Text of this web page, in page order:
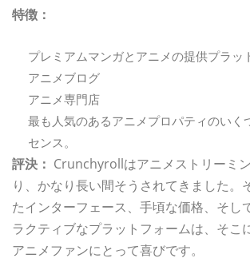
特徴：
プレミアムマンガとアニメの提供プラッ
アニメブログ
アニメ専門店
最も人気のあるアニメプロパティのいく
センス。
評決： Crunchyrollはアニメストリーミ
り、かなり長い間そうされてきました。
たインターフェース、手頃な価格、そし
ラクティブなプラットフォームは、そこ
アニメファンにとって喜びです。